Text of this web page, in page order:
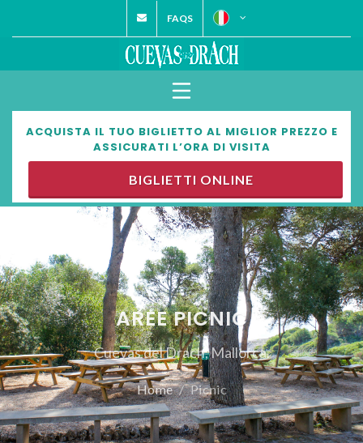
FAQS
ACQUISTA IL TUO BIGLIETTO AL MIGLIOR PREZZO E
ASSICURATI L’ORA DI VISITA
BIGLIETTI ONLINE
AREE PICNIC
Cuevas del Drach, Mallorca.
Home Picnic